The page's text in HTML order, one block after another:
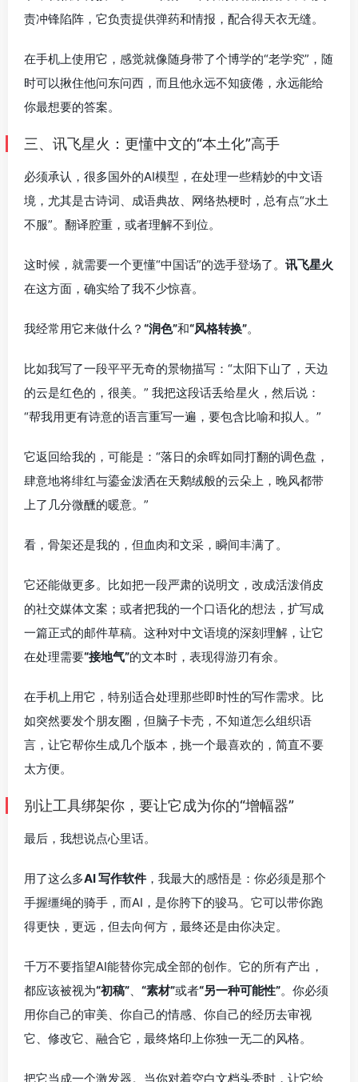
责冲锋陷阵，它负责提供弹药和情报，配合得天衣无缝。
在手机上使用它，感觉就像随身带了个博学的“老学究”，随
时可以揪住他问东问西，而且他永远不知疲倦，永远能给
你最想要的答案。
三、讯飞星火：更懂中文的“本土化”高手
必须承认，很多国外的AI模型，在处理一些精妙的中文语
境，尤其是古诗词、成语典故、网络热梗时，总有点“水土
不服”。翻译腔重，或者理解不到位。
这时候，就需要一个更懂“中国话”的选手登场了。 讯飞星火
在这方面，确实给了我不少惊喜。
我经常用它来做什么？ “润色”和“风格转换”。
比如我写了一段平平无奇的景物描写：“太阳下山了，天边
的云是红色的，很美。” 我把这段话丢给星火，然后说：
“帮我用更有诗意的语言重写一遍，要包含比喻和拟人。”
它返回给我的，可能是：“落日的余晖如同打翻的调色盘，
肆意地将绯红与鎏金泼洒在天鹅绒般的云朵上，晚风都带
上了几分微醺的暖意。”
看，骨架还是我的，但血肉和文采，瞬间丰满了。
它还能做更多。比如把一段严肃的说明文，改成活泼俏皮
的社交媒体文案；或者把我的一个口语化的想法，扩写成
一篇正式的邮件草稿。这种对中文语境的深刻理解，让它
在处理需要“接地气”的文本时，表现得游刃有余。
在手机上用它，特别适合处理那些即时性的写作需求。比
如突然要发个朋友圈，但脑子卡壳，不知道怎么组织语
言，让它帮你生成几个版本，挑一个最喜欢的，简直不要
太方便。
别让工具绑架你，要让它成为你的“增幅器”
最后，我想说点心里话。
用了这么多AI 写作软件，我最大的感悟是：你必须是那个
手握缰绳的骑手，而AI，是你胯下的骏马。它可以带你跑
得更快，更远，但去向何方，最终还是由你决定。
千万不要指望AI能替你完成全部的创作。它的所有产出，
都应该被视为“初稿” “素材”或者“另一种可能性”。你必须
用你自己的审美、你自己的情感、你自己的经历去审视
它、修改它、融合它，最终烙印上你独一无二的风格。
把它当成一个激发器。当你对着空白文档头秃时，让它给